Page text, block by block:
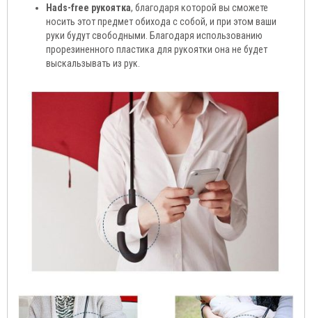
Hads-free рукоятка, благодаря которой вы сможете
носить этот предмет обихода с собой, и при этом ваши
руки будут свободными. Благодаря использованию
прорезиненного пластика для рукоятки она не будет
выскальзывать из рук.